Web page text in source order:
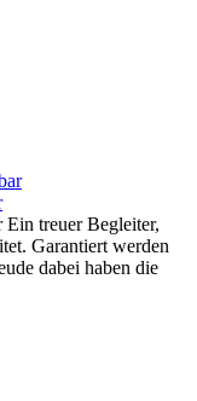
treuer Begleiter,
Garantiert werden
dabei haben die